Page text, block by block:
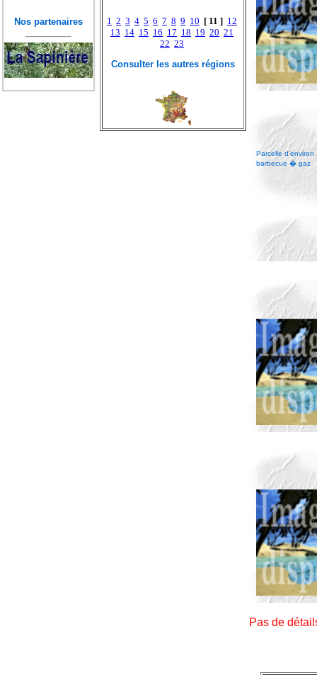
Nos partenaires 1 2 3 4 5 6 7 8 9 10 [ 11 ] 12
13 14 15 16 17 18 19 20 21
22 23
Consulter les autres régions
Parcelle
barbecue � gaz
Pas de